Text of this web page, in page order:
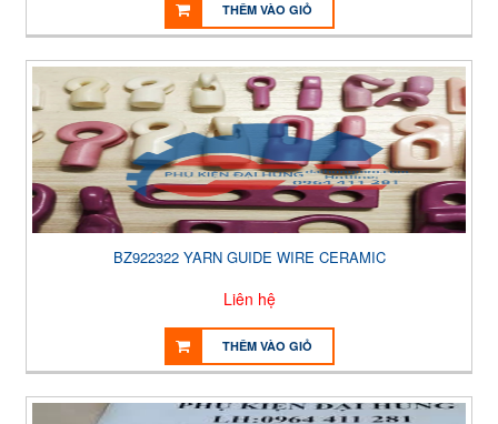
THÊM VÀO GIỎ
BZ922322 YARN GUIDE WIRE CERAMIC
Liên hệ
THÊM VÀO GIỎ